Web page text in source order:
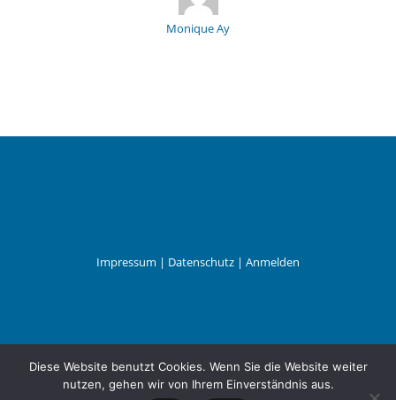
Monique Ay
Impressum | Datenschutz | Anmelden
Diese Website benutzt Cookies. Wenn Sie die Website weiter
nutzen, gehen wir von Ihrem Einverständnis aus.